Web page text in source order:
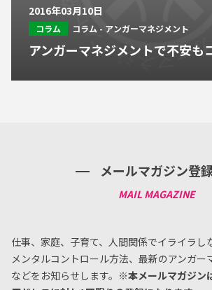
2016年03月10日
コラム コラム - アンガーマネジメント
アンガーマネジメントで不安も
メールマガジン登
仕事、家庭、子育て、人間関係でイライラし
メンタルコントロール方法、 最新のアンガー
などをお知らせします。 ※本メールマガジン